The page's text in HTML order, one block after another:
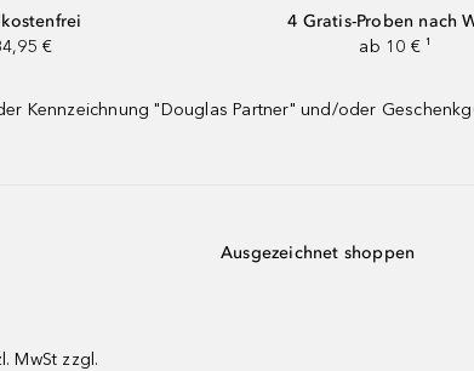
€
4 Gratis-Proben nach
ab 10 € ¹
Kennzeichnung "Douglas Partner" und/oder
MwSt zzgl.
Ausgezeichnet shoppen